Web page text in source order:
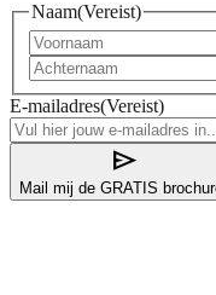
Naam(Vereist)
E-mailadres(Vereist)
send
Mail mij de GRATIS